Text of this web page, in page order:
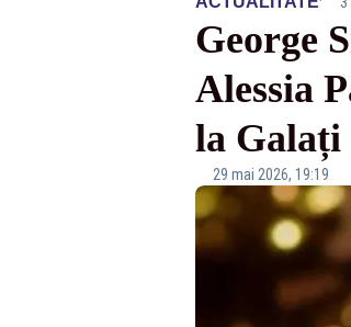
George
Alessia
la Galați
29 mai 2026, 19:19